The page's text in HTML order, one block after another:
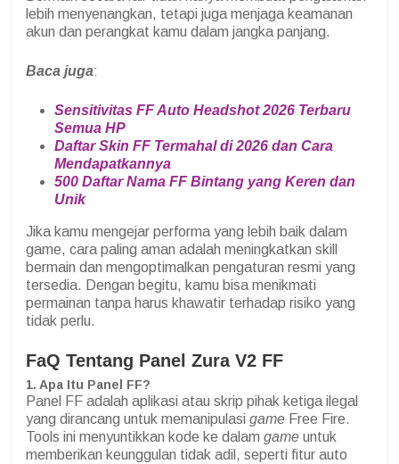
lebih menyenangkan, tetapi juga menjaga keamanan
akun dan perangkat kamu dalam jangka panjang.
Baca juga:
Sensitivitas FF Auto Headshot 2026 Terbaru
Semua HP
Daftar Skin FF Termahal di 2026 dan Cara
Mendapatkannya
500 Daftar Nama FF Bintang yang Keren dan
Unik
Jika kamu mengejar performa yang lebih baik dalam
game, cara paling aman adalah meningkatkan skill
bermain dan mengoptimalkan pengaturan resmi yang
tersedia. Dengan begitu, kamu bisa menikmati
permainan tanpa harus khawatir terhadap risiko yang
tidak perlu.
FaQ Tentang Panel Zura V2 FF
1. Apa Itu Panel FF?
Panel FF adalah aplikasi atau skrip pihak ketiga ilegal
yang dirancang untuk memanipulasi game Free Fire.
Tools ini menyuntikkan kode ke dalam game untuk
memberikan keunggulan tidak adil, seperti fitur auto